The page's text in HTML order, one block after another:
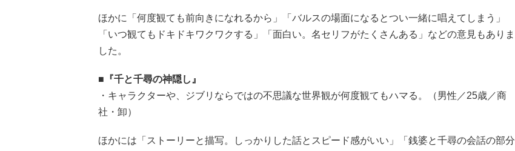
ほかに「何度観ても前向きになれるから」「バルスの場面になるとつい一緒に唱えてしまう」
「いつ観てもドキドキワクワクする」「面白い。名セリフがたくさんある」などの意見もありま
した。
■『千と千尋の神隠し』
・キャラクターや、ジブリならではの不思議な世界観が何度観てもハマる。（男性／25歳／商
社・卸）
ほかには「ストーリーと描写。しっかりした話とスピード感がいい」「銭婆と千尋の会話の部分